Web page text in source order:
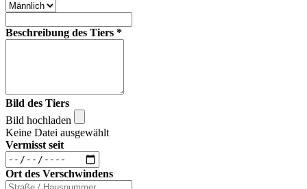
Beschreibung des Tiers *
Bild des Tiers
Bild hochladen
Keine Datei ausgewählt
Vermisst seit
Ort des Verschwindens